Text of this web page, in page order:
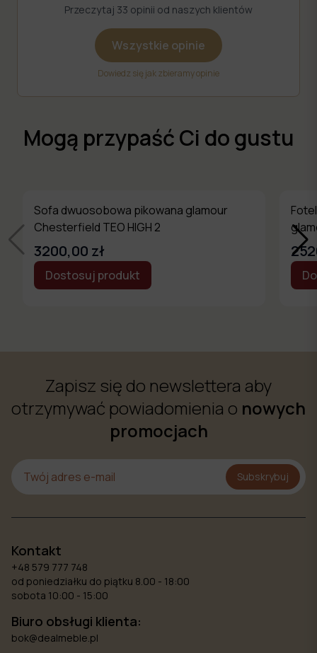
Przeczytaj 33 opinii od naszych klientów
Wszystkie opinie
Dowiedz się jak zbieramy opinie
Mogą przypaść Ci do gustu
Sofa dwuosobowa pikowana glamour
Chesterfield TEO HIGH 2
3200,00 zł
Dostosuj produkt
Zapisz się do newslettera aby
otrzymywać powiadomienia o nowych
promocjach
Subskrybuj
Kontakt
+48 579 777 748
od poniedziałku do piątku 8.00 - 18:00
sobota 10:00 - 15:00
Biuro obsługi klienta:
bok@dealmeble.pl